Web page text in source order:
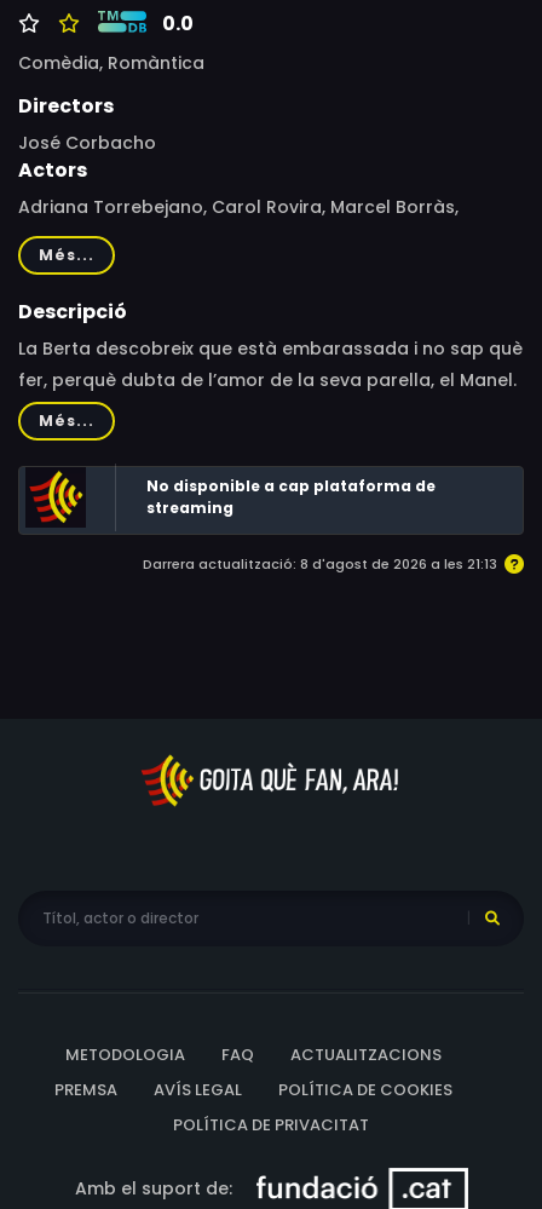
0.0
Comèdia, Romàntica
Directors
José Corbacho
Actors
Adriana Torrebejano, Carol Rovira, Marcel Borràs,
Francesc Ferrer, Jordi Sánchez, Silvia Abril, Santi Millán
Més...
Descripció
La Berta descobreix que està embarassada i no sap què
fer, perquè dubta de l’amor de la seva parella, el Manel.
Aconsellada per la seva amiga Sílvia, decideix
administrar-li burundanga, la droga de la veritat. Però
quan li fa efecte, el Manel confessa una altra cosa molt
més inesperada: que forma part d’un comando etarra.
Més...
No disponible a cap plataforma de
streaming
Darrera actualització: 8 d'agost de 2026 a les 21:13
METODOLOGIA FAQ
ACTUALITZACIONS
PREMSA
AVÍS LEGAL
POLÍTICA DE COOKIES
POLÍTICA DE PRIVACITAT
Amb el suport de: